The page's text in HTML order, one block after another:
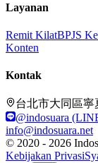
Layanan
Remit KilatBPJS
Konten
Kontak
台北市大同區寧
@indosuara
info@indosuara.net
© 2020 - 2026
Kebijakan Privasi